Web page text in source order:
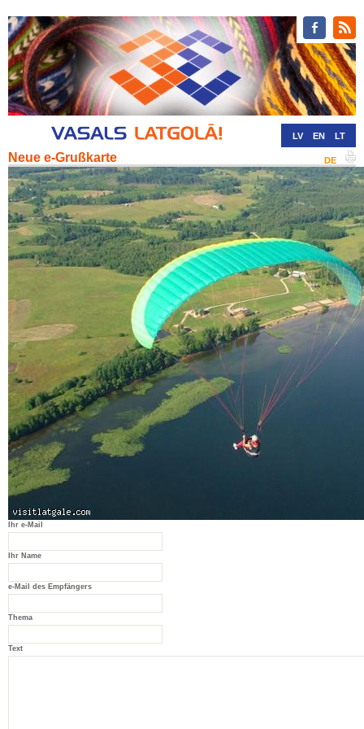
LV EN LT
DE
Neue e-Grußkarte
Ihr e-Mail
Ihr Name
e-Mail des Empfängers
Thema
Text